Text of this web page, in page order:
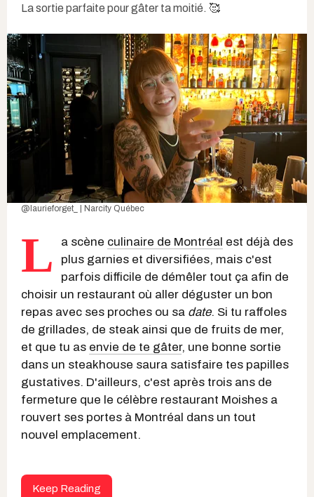
La sortie parfaite pour gâter ta moitié. 🥰
@laurieforget_ | Narcity Québec
L a scène culinaire de Montréal est déjà des
plus garnies et diversifiées, mais c'est
parfois difficile de démêler tout ça afin de
choisir un restaurant où aller déguster un bon
repas avec ses proches ou sa date. Si tu raffoles
de grillades, de steak ainsi que de fruits de mer,
et que tu as envie de te gâter, une bonne sortie
dans un steakhouse saura satisfaire tes papilles
gustatives. D'ailleurs, c'est après trois ans de
fermeture que le célèbre restaurant Moishes a
rouvert ses portes à Montréal dans un tout
nouvel emplacement.
Keep Reading